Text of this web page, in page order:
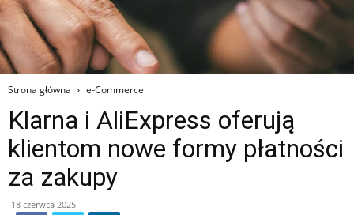
Strona główna e-Commerce
Klarna i AliExpress oferują
klientom nowe formy płatności
za zakupy
18 czerwca 2025